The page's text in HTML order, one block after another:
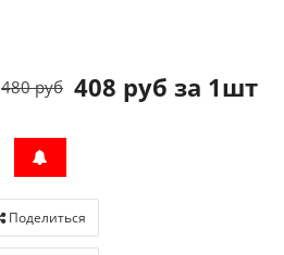
408 руб за 1шт
480 руб
Поделиться